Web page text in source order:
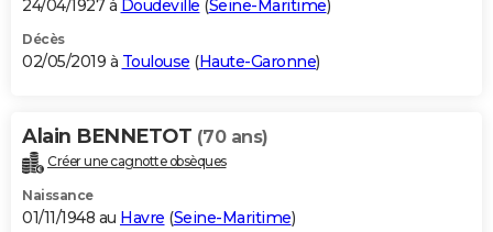
24/04/1927 à Doudeville (Seine-Maritime)
Décès
02/05/2019 à Toulouse (Haute-Garonne)
Alain BENNETOT (70 ans)
Créer une cagnotte obsèques
Naissance
01/11/1948 au Havre (Seine-Maritime)